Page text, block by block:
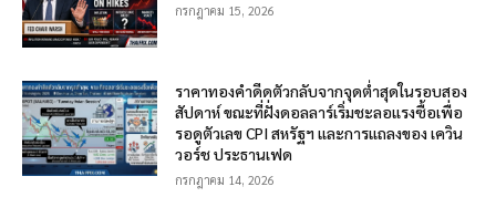
กรกฎาคม 15, 2026
ราคาทองคำดีดตัวกลับจากจุดต่ำสุดในรอบสอง
สัปดาห์ ขณะที่ฝั่งดอลลาร์เริ่มชะลอแรงซื้อเพื่อ
รอดูตัวเลข CPI สหรัฐฯ และการแถลงของ เควิน
วอร์ช ประธานเฟด
กรกฎาคม 14, 2026